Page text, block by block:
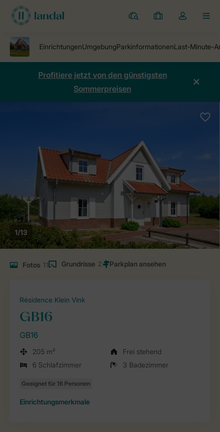
Ferienparks
Meine
Dropdown-
öffnen
Profitiere jetzt von den günstigsten
Sommerpreisen
1/13
Fotos 11 Grundrisse 2
Résidence Klein Vink
GB16
GB16
205 m²
Frei stehend
6 Schlafzimmer
3 Badezimmer
Einrichtungsmerkmale